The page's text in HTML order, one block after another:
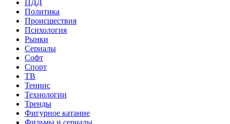
ПДД
Политика
Происшествия
Психология
Рынки
Сериалы
Софт
Спорт
ТВ
Теннис
Технологии
Тренды
Фигурное катание
Фильмы и сериалы